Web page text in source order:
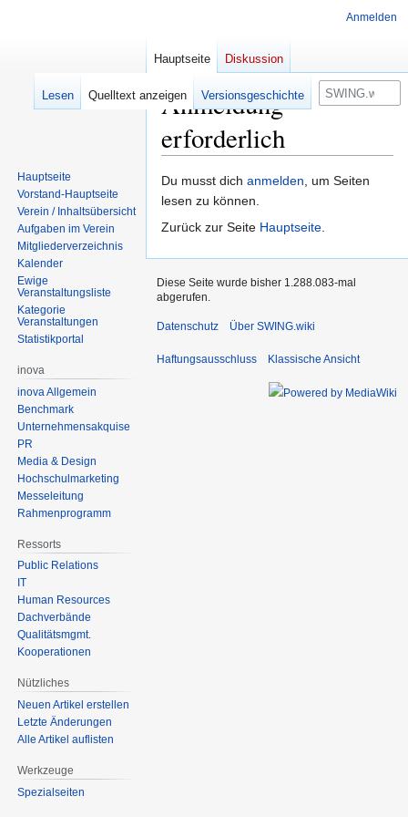
Anmeldung
erforderlich
Zur
Navigation
springen
Zur
Suche
springen
Du musst dich anmelden, um Seiten
lesen zu können.
Zurück zur Seite Hauptseite.
Anmelden
Hauptseite Diskussion
Lesen Quelltext anzeigen Versionsgeschichte Suche
Hauptseite
Vorstand-Hauptseite
Verein / Inhaltsübersicht
Aufgaben im Verein
Mitgliederverzeichnis
Kalender
Ewige
Veranstaltungsliste
Kategorie
Veranstaltungen
Statistikportal
inova
inova Allgemein
Benchmark
Unternehmensakquise
PR
Media & Design
Hochschulmarketing
Messeleitung
Rahmenprogramm
Ressorts
Public Relations
IT
Human Resources
Dachverbände
Qualitätsmgmt.
Kooperationen
Nützliches
Neuen Artikel erstellen
Letzte Änderungen
Alle Artikel auflisten
Werkzeuge
Spezialseiten
Diese Seite wurde bisher 1.288.083-mal
abgerufen.
Datenschutz Über SWING.wiki
Haftungsausschluss Klassische Ansicht